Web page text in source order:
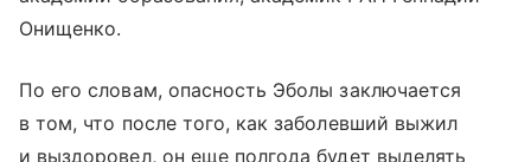
Онищенко.
По его словам, опасность Эболы заключается
в том, что после того, как заболевший выжил
и выздоровел, он еще полгода будет выделять